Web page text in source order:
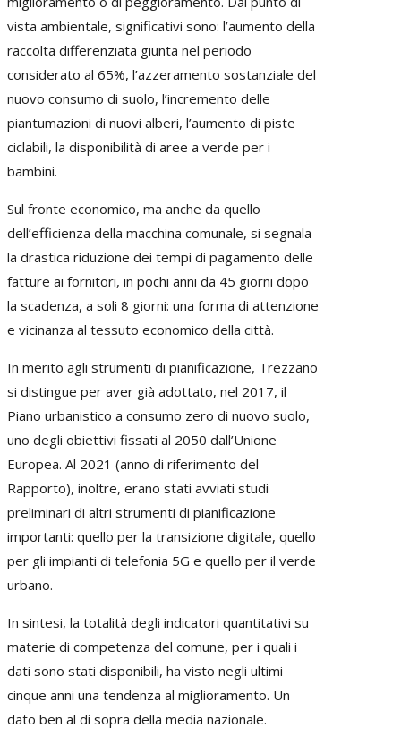
vista ambientale, significativi sono: l’aumento della
raccolta differenziata giunta nel periodo
considerato al 65%, l’azzeramento sostanziale del
nuovo consumo di suolo, l’incremento delle
piantumazioni di nuovi alberi, l’aumento di piste
ciclabili, la disponibilità di aree a verde per i
bambini.
Sul fronte economico, ma anche da quello
dell’efficienza della macchina comunale, si segnala
la drastica riduzione dei tempi di pagamento delle
fatture ai fornitori, in pochi anni da 45 giorni dopo
la scadenza, a soli 8 giorni: una forma di attenzione
e vicinanza al tessuto economico della città.
In merito agli strumenti di pianificazione, Trezzano
si distingue per aver già adottato, nel 2017, il
Piano urbanistico a consumo zero di nuovo suolo,
uno degli obiettivi fissati al 2050 dall’Unione
Europea. Al 2021 (anno di riferimento del
Rapporto), inoltre, erano stati avviati studi
preliminari di altri strumenti di pianificazione
importanti: quello per la transizione digitale, quello
per gli impianti di telefonia 5G e quello per il verde
urbano.
In sintesi, la totalità degli indicatori quantitativi su
materie di competenza del comune, per i quali i
dati sono stati disponibili, ha visto negli ultimi
cinque anni una tendenza al miglioramento. Un
dato ben al di sopra della media nazionale.